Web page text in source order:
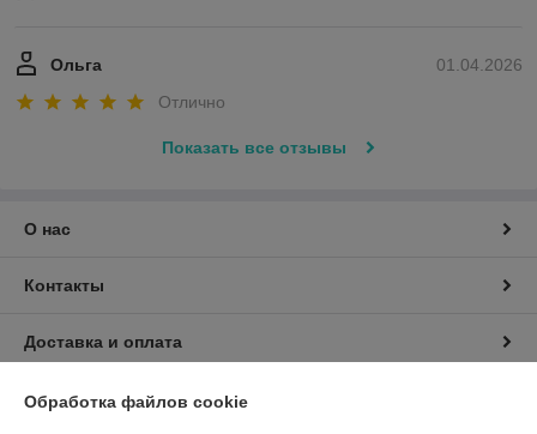
01.04.2026
Ольга
Отлично
Показать все отзывы
О нас
Контакты
Доставка и оплата
График работы
Обработка файлов cookie